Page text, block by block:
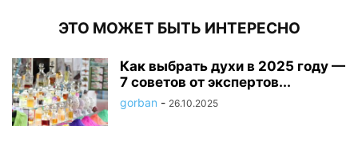
ЭТО МОЖЕТ БЫТЬ ИНТЕРЕСНО
Как выбрать духи в 2025 году —
7 советов от экспертов...
gorban - 26.10.2025